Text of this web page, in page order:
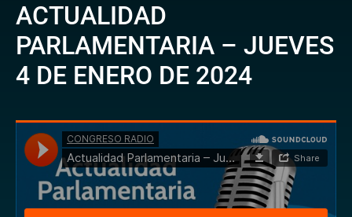
ACTUALIDAD
PARLAMENTARIA – JUEVES
4 DE ENERO DE 2024